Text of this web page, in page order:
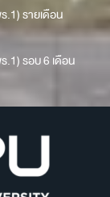
.1) รายเดือน
.1) รอบ 6 เดือน